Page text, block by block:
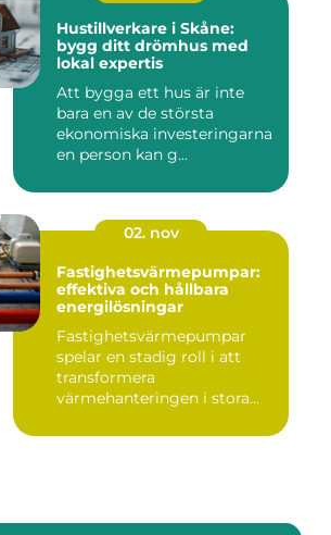
Hustillverkare i Skåne:
bygg ditt drömhus med
lokal expertis
Att bygga ett hus är inte
bara en av de största
ekonomiska investeringarna
en person kan g...
02. nov
Fastighetsvärmepumpar:
effektiva och hållbara
energilösningar
Fastighetsvärmepumpar
spelar en stadig roll i att
transformera
värmehanteringen i stora